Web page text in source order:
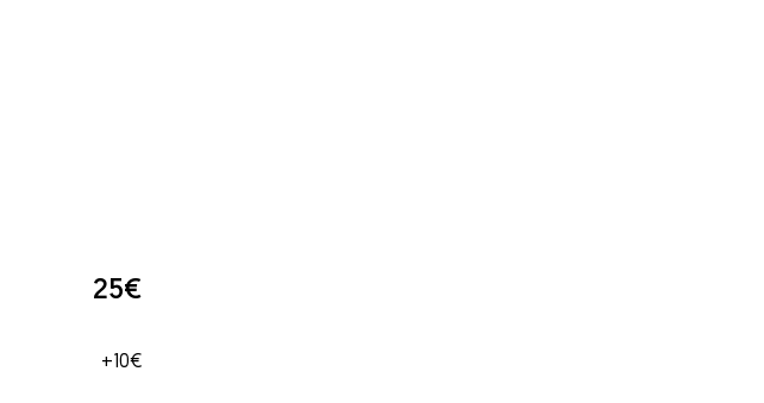
25€
+10€